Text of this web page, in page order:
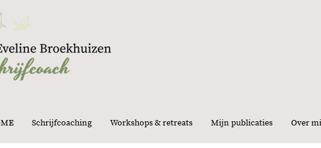
Schrijfcoaching Workshops & retreats Mijn publicaties Over